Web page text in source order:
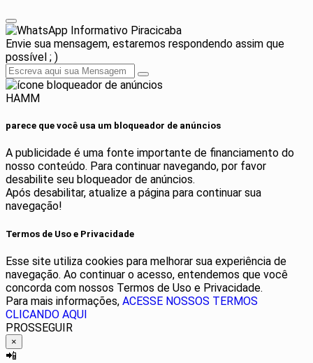
Informativo Piracicaba
Envie sua mensagem, estaremos respondendo assim que
possível ; )
HAMM
parece que você usa um bloqueador de anúncios
A publicidade é uma fonte importante de financiamento do
nosso conteúdo. Para continuar navegando, por favor
desabilite seu bloqueador de anúncios.
Após desabilitar, atualize a página para continuar sua
navegação!
Termos de Uso e Privacidade
Esse site utiliza cookies para melhorar sua experiência de
navegação. Ao continuar o acesso, entendemos que você
concorda com nossos Termos de Uso e Privacidade.
Para mais informações, ACESSE NOSSOS TERMOS
CLICANDO AQUI
PROSSEGUIR
×
📲